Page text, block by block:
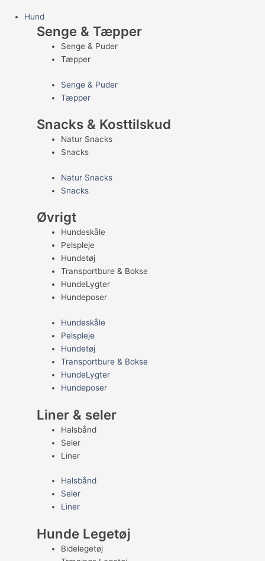
Hund
Senge & Tæpper
Senge & Puder
Tæpper
Senge & Puder
Tæpper
Snacks & Kosttilskud
Natur Snacks
Snacks
Natur Snacks
Snacks
Øvrigt
Hundeskåle
Pelspleje
Hundetøj
Transportbure & Bokse
HundeLygter
Hundeposer
Hundeskåle
Pelspleje
Hundetøj
Transportbure & Bokse
HundeLygter
Hundeposer
Liner & seler
Halsbånd
Seler
Liner
Halsbånd
Seler
Liner
Hunde Legetøj
Bidelegetøj